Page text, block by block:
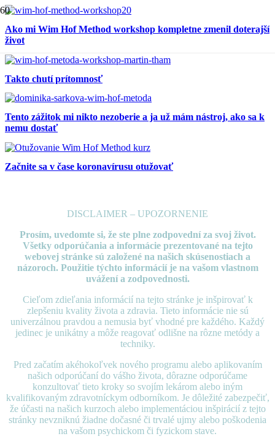
Ako mi Wim Hof Method workshop kompletne zmenil doterajší
život
Takto chutí prítomnosť
Tento zážitok mi nikto nezoberie a ja už mám nástroj, ako sa k
nemu dostať
Začnite sa v čase koronavírusu otužovať
DISCLAIMER – UPOZORNENIE
Prosím, uvedomte si, že ste plne zodpovední za svoj život.
Všetky odporúčania a informácie prezentované na tejto
webovej stránke sú založené na našich skúsenostiach a
názoroch. Použitie týchto informácií je na vašom vlastnom
uvážení a zodpovednosti.
Cieľom zdieľania informácií na tejto stránke je inšpirovať k
zlepšeniu kvality života a zdravia. Tieto informácie nie sú
univerzálnou pravdou a nemusia byť vhodné pre každého. Každý
jedinec je unikátny a môže reagovať odlišne na rôzne metódy a
techniky.
Pred začatím akéhokoľvek nového programu alebo aplikovaním
našich odporúčaní do vášho života, dôrazne odporúčame
konzultovať tieto kroky so svojím lekárom alebo iným
kvalifikovaným zdravotníckym odborníkom. Je dôležité zabezpečiť,
že účasti na našich kurzoch alebo implementáciou inšpirácií z tejto
stránky nevzniknú žiadne dočasné či trvalé ujmy alebo poškodenia
na vašom psychickom či fyzickom stave.